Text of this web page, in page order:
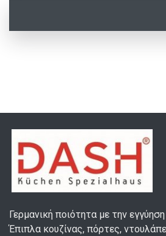
Γερμανική ποιότητα με την
Έπιπλα κουζίνας, πόρτες,